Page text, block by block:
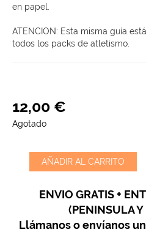
en papel.
ATENCION: Esta misma guía
todos los packs de atletismo.
12,00 €
Agotado
AÑADIR AL CARRITO
ENVIO GRATIS +
(PENINSULA Y
Llámanos o envíanos